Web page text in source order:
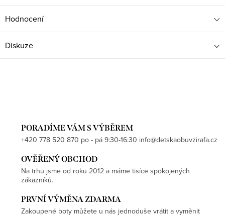
Hodnocení
Diskuze
PORADÍME VÁM S VÝBĚREM
+420 778 520 870 po - pá 9:30-16:30 info@detskaobuvzirafa.cz
OVĚŘENÝ OBCHOD
Na trhu jsme od roku 2012 a máme tisíce spokojených
zákazníků.
PRVNÍ VÝMĚNA ZDARMA
Zakoupené boty můžete u nás jednoduše vrátit a vyměnit